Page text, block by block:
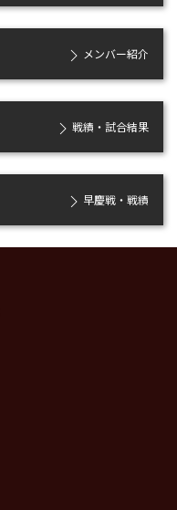
メンバー紹介
戦績・試合結果
早慶戦・戦績